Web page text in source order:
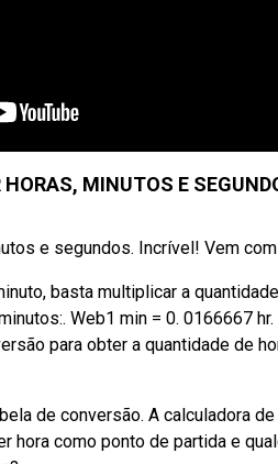
MINUTOS E
e segundos. Incrível! Vem
basta multiplicar a
Web1 min = 0. 0166667
para obter a quantidade de
de conversão. A calculadora
hora como ponto de partida e